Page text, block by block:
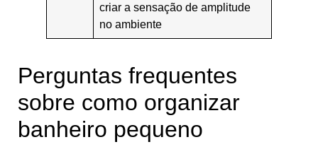
criar a sensação de amplitude
no ambiente
Perguntas frequentes
sobre como organizar
banheiro pequeno